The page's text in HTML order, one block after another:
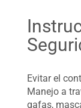
Evitar el
Manejo a
gafas,